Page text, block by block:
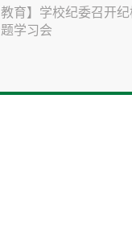
教育】学校纪委召开
学习会